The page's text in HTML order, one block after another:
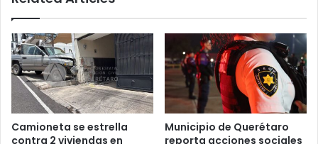
Camioneta se estrella
contra 2 viviendas en
Municipio de Querétaro
reporta acciones sociales